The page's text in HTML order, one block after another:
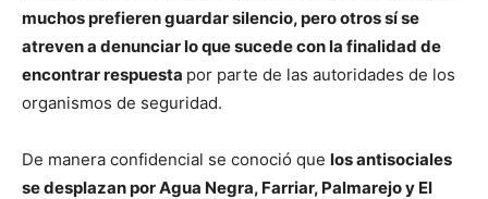
muchos prefieren guardar silencio, pero otros sí se
atreven a denunciar lo que sucede con la finalidad de
encontrar respuesta por parte de las autoridades de los
organismos de seguridad.
De manera confidencial se conoció que los antisociales
se desplazan por Agua Negra, Farriar, Palmarejo y El